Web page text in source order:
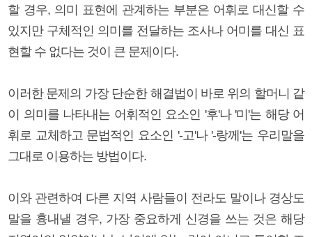
할 경우, 의미 표현에 관계하는 부분은 어휘로 대신할 수
있지만 구체적인 의미를 전달하는 조사나 어미를 대신 표
현할 수 없다는 것이 큰 문제이다.
이러한 문제의 가장 단순한 해결법이 바로 위의 할머니 같
이 의미를 나타내는 어휘적인 요소인 '후'나 '미'는 해당 어
휘로 교체하고 문법적인 요소인 '-고'나 '-랑께'는 우리말을
그대로 이용하는 방법이다.
이와 관련하여 다른 지역 사람들이 전라도 말이나 경상도
말을 흉내낼 경우, 가장 중요하게 신경을 쓰는 것은 해당